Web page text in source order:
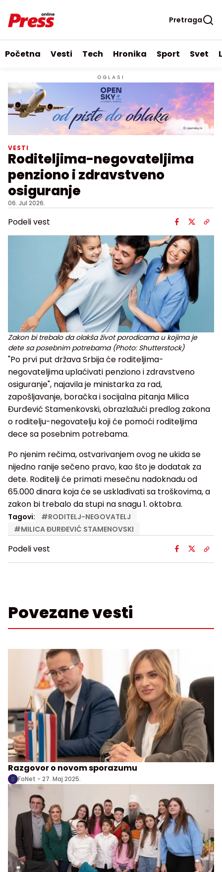
Pretraga
Početna Vesti Tech Hronika Sport Svet
OGLASI
VESTI
Roditeljima-negovateljima
penziono i zdravstveno
osiguranje
06. Jul 2026.
Podeli vest
Zakon bi trebalo da olakša život porodicama u kojima je
dete sa posebnim potrebama (Photo: Shutterstock)
"Po prvi put država Srbija će roditeljima-
negovateljima uplaćivati penziono i zdravstveno
osiguranje", najavila je ministarka za rad,
zapošljavanje, boračka i socijalna pitanja Milica
Đurđević Stamenkovski, obrazlažući predlog zakona
o roditelju-negovatelju koji će pomoći roditeljima
dece sa posebnim potrebama.
Po njenim rečima, ostvarivanjem ovog ne ukida se
nijedno ranije sečeno pravo, kao što je dodatak za
dete. Roditelji će primati mesečnu nadoknadu od
65.000 dinara koja će se usklađivati sa troškovima, a
zakon bi trebalo da stupi na snagu 1. oktobra.
Tagovi: #RODITELJ-NEGOVATELJ
#MILICA ĐURĐEVIĆ STAMENOVSKI
Podeli vest
Povezane vesti
Razgovor o novom sporazumu
FoNet - 27. Maj 2025.